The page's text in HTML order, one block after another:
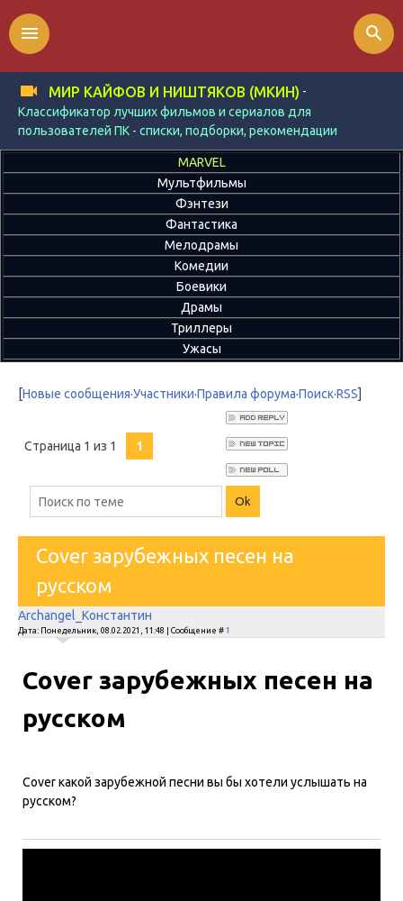
МИР КАЙФОВ И НИШТЯКОВ (МКИН) -
Классификатор лучших фильмов и сериалов для
пользователей ПК - списки, подборки, рекомендации
menu search
MARVEL
Мультфильмы
Фэнтези
Фантастика
Мелодрамы
Комедии
Боевики
Драмы
Триллеры
Ужасы
[Новые сообщения·Участники·Правила форума·Поиск·RSS]
Страница 1 из 1 1
Cover зарубежных песен на
русском
Archangel_Константин
Дата: Понедельник, 08.02.2021, 11:48 | Сообщение # 1
Cover зарубежных песен на
русском
Cover какой зарубежной песни вы бы хотели услышать на
русском?